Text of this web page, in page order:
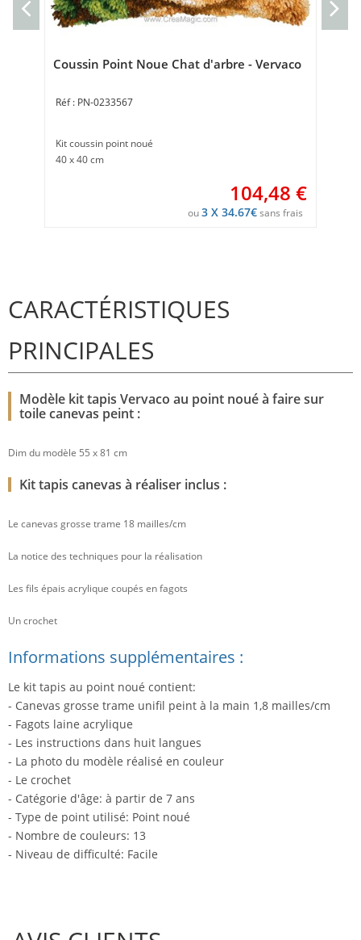
Coussin Point Noue Chat d'arbre - Vervaco
PN-0233567
Kit coussin point noué
40 x 40 cm
104,48 €
ou3 X 34.67€sans frais
CARACTÉRISTIQUES
PRINCIPALES
Modèle kit tapis Vervaco au point noué à faire sur
toile canevas peint :
Dim du modèle 55 x 81 cm
Kit tapis canevas à réaliser inclus :
Le canevas grosse trame 18 mailles/cm
La notice des techniques pour la réalisation
Les fils épais acrylique coupés en fagots
Un crochet
Informations supplémentaires :
Le kit tapis au point noué contient:
- Canevas grosse trame unifil peint à la main 1,8 mailles/cm
- Fagots laine acrylique
- Les instructions dans huit langues
- La photo du modèle réalisé en couleur
- Le crochet
- Catégorie d'âge: à partir de 7 ans
- Type de point utilisé: Point noué
- Nombre de couleurs: 13
- Niveau de difficulté: Facile